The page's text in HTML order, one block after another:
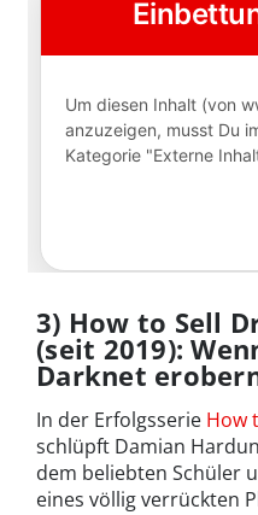
3) How to Sell
(seit 2019):
Darknet
In der Erfolgsserie How
schlüpft Damian
dem beliebten Schüler
eines völlig verrückten